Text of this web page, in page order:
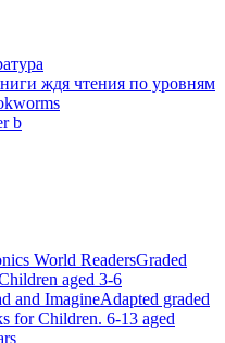
ждя чтения по уровням
b
World ReadersGraded
aged 3-6
and ImagineAdapted graded
for Children. 6-13 aged